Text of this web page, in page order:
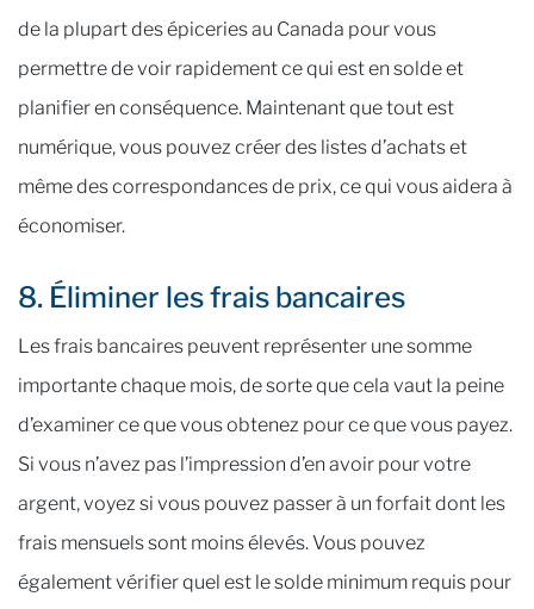
de la plupart des épiceries au Canada pour vous
permettre de voir rapidement ce qui est en solde et
planifier en conséquence. Maintenant que tout est
numérique, vous pouvez créer des listes d’achats et
même des correspondances de prix, ce qui vous aidera à
économiser.
8. Éliminer les frais bancaires
Les frais bancaires peuvent représenter une somme
importante chaque mois, de sorte que cela vaut la peine
d’examiner ce que vous obtenez pour ce que vous payez.
Si vous n’avez pas l’impression d’en avoir pour votre
argent, voyez si vous pouvez passer à un forfait dont les
frais mensuels sont moins élevés. Vous pouvez
également vérifier quel est le solde minimum requis pour